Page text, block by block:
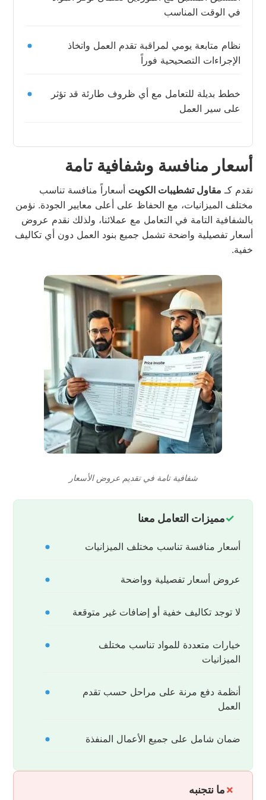
في الوقت المناسب
نظام متابعة يومي لمراقبة تقدم العمل واتخاذ
الإجراءات التصحيحية فوراً
خطط بديلة للتعامل مع أي ظروف طارئة قد تؤثر
على سير العمل
أسعار منافسة وشفافية تامة
نقدم كـ مقاول تشطيبات الكويت أسعاراً منافسة تناسب
مختلف الميزانيات، مع الحفاظ على أعلى معايير الجودة. نؤمن
بالشفافية التامة في التعامل مع عملائنا، ولذلك نقدم عروض
أسعار تفصيلية واضحة تشمل جميع بنود العمل دون أي تكاليف
خفية.
شفافية تامة في تقديم عروض الأسعار
مميزات التعامل معنا
أسعار منافسة تناسب مختلف الميزانيات
عروض أسعار تفصيلية وواضحة
لا توجد تكاليف خفية أو إضافات غير متوقعة
خيارات متعددة للمواد تناسب مختلف
الميزانيات
أنظمة دفع مرنة على مراحل حسب تقدم
العمل
ضمان شامل على جميع الأعمال المنفذة
ما نتجنبه